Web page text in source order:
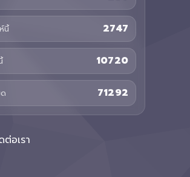
นี้ 2747
10720
71292
อเรา